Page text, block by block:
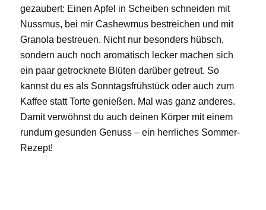
gezaubert: Einen Apfel in Scheiben schneiden mit
Nussmus, bei mir Cashewmus bestreichen und mit
Granola bestreuen. Nicht nur besonders hübsch,
sondern auch noch aromatisch lecker machen sich
ein paar getrocknete Blüten darüber getreut. So
kannst du es als Sonntagsfrühstück oder auch zum
Kaffee statt Torte genießen. Mal was ganz anderes.
Damit verwöhnst du auch deinen Körper mit einem
rundum gesunden Genuss – ein herrliches Sommer-
Rezept!